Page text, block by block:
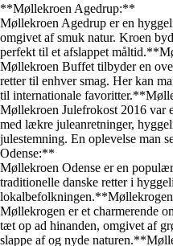
**Møllekroen Agedrup:**
Møllekroen Agedrup er en
omgivet af smuk natur. Kroen
perfekt til et afslappet
Møllekroen Buffet tilbyder en
retter til enhver smag. Her kan
til internationale
Møllekroen Julefrokost 2016 var
med lækre juleanretninger,
julestemning. En oplevelse man
Odense:**
Møllekroen Odense er en
traditionelle danske retter i
Møllekrogen er et charmerende
tæt op ad hinanden, omgivet af
slappe af og nyde